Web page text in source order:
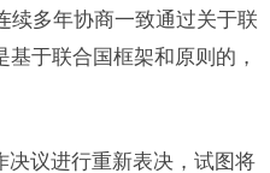
续多年协商一致通过关于联
于联合国框架和原则的，
决议进行重新表决，试图将